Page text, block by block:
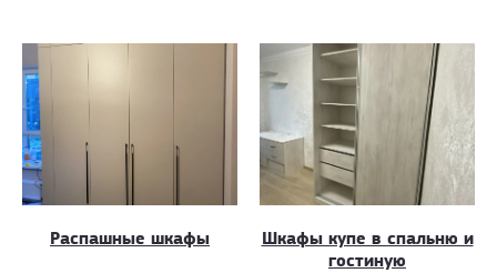
Распашные шкафы
Шкафы купе в спальню и
гостиную